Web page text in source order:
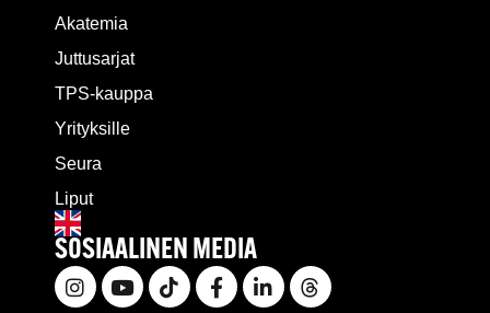
Akatemia
Juttusarjat
TPS-kauppa
Yrityksille
Seura
Liput
SOSIAALINEN MEDIA